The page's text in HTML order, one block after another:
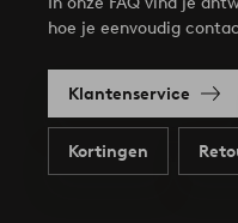
hoe je eenvoudig
Klantenservice
Kortingen